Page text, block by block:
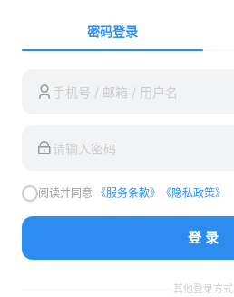
密码登录
阅读并同意 《服务条款》 《隐私政策》
登 录
其他登录方式